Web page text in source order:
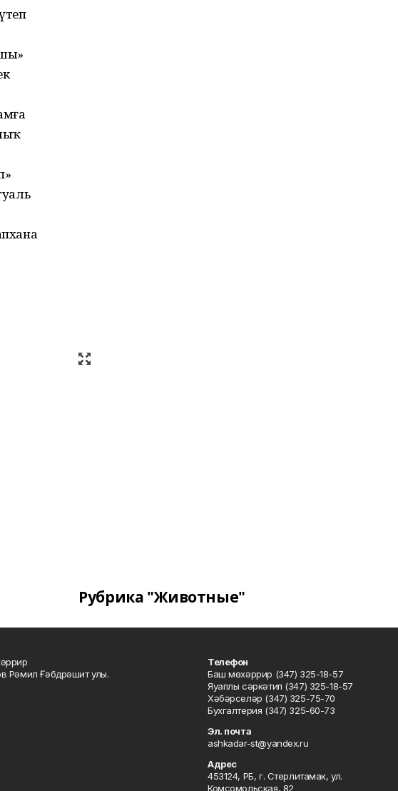
Рубрика "Животные"
Рәмил Ғәбдрәшит улы.
Телефон
Баш мөхәррир (347) 325-18-57
Яуаплы сәркәтип (347) 325-18-57
Хәбәрселәр (347) 325-75-70
Бухгалтерия (347) 325-60-73
Эл. почта
ashkadar-st@yandex.ru
Адрес
453124, РБ, г. Стерлитамак, ул.
Комсомольская, 82